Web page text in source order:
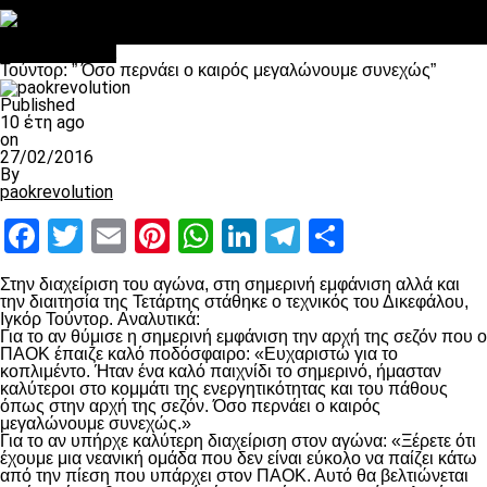
Τούντορ: ” Όσο περνάει ο καιρός μεγαλώνουμε συνεχώς”
Published
10 έτη ago
on
27/02/2016
By
paokrevolution
Facebook
Twitter
EmailPinterest
WhatsApp
LinkedIn
Telegram
Στην διαχείριση του αγώνα, στη σημερινή εμφάνιση αλλά και
την διαιτησία της Τετάρτης στάθηκε ο τεχνικός του Δικεφάλου,
Ιγκόρ Τούντορ. Αναλυτικά:
Για το αν θύμισε η σημερινή εμφάνιση την αρχή της σεζόν που ο
ΠΑΟΚ έπαιζε καλό ποδόσφαιρο: «Ευχαριστώ για το
κοπλιμέντο. Ήταν ένα καλό παιχνίδι το σημερινό, ήμασταν
καλύτεροι στο κομμάτι της ενεργητικότητας και του πάθους
όπως στην αρχή της σεζόν. Όσο περνάει ο καιρός
μεγαλώνουμε συνεχώς.»
Για το αν υπήρχε καλύτερη διαχείριση στον αγώνα: «Ξέρετε ότι
έχουμε μια νεανική ομάδα που δεν είναι εύκολο να παίζει κάτω
από την πίεση που υπάρχει στον ΠΑΟΚ. Αυτό θα βελτιώνεται